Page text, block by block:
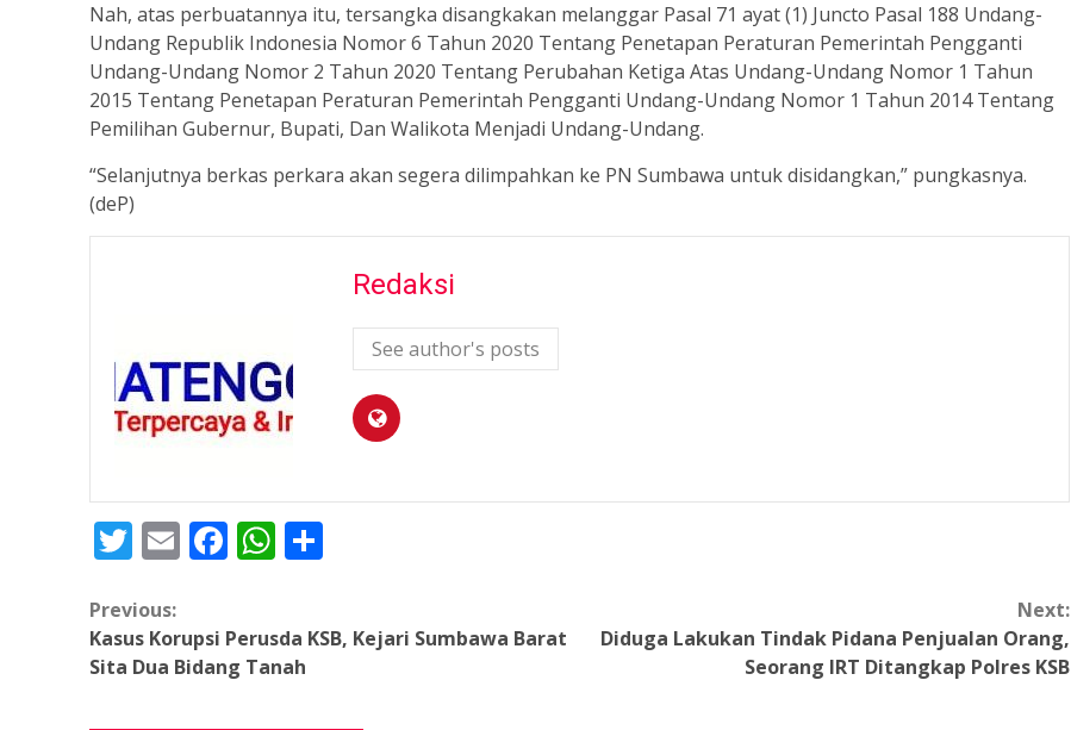
Nah, atas perbuatannya itu, tersangka disangkakan melanggar Pasal 71 ayat (1) Juncto Pasal 188 Undang-
Undang Republik Indonesia Nomor 6 Tahun 2020 Tentang Penetapan Peraturan Pemerintah Pengganti
Undang-Undang Nomor 2 Tahun 2020 Tentang Perubahan Ketiga Atas Undang-Undang Nomor 1 Tahun
2015 Tentang Penetapan Peraturan Pemerintah Pengganti Undang-Undang Nomor 1 Tahun 2014 Tentang
Pemilihan Gubernur, Bupati, Dan Walikota Menjadi Undang-Undang.
“Selanjutnya berkas perkara akan segera dilimpahkan ke PN Sumbawa untuk disidangkan,” pungkasnya.
(deP)
Redaksi
See author's posts
Twitter
EmailFacebook
WhatsApp
Continue
Reading
Previous:
Kasus Korupsi Perusda KSB, Kejari Sumbawa Barat
Sita Dua Bidang Tanah
Next:
Diduga Lakukan Tindak Pidana Penjualan Orang,
Seorang IRT Ditangkap Polres KSB